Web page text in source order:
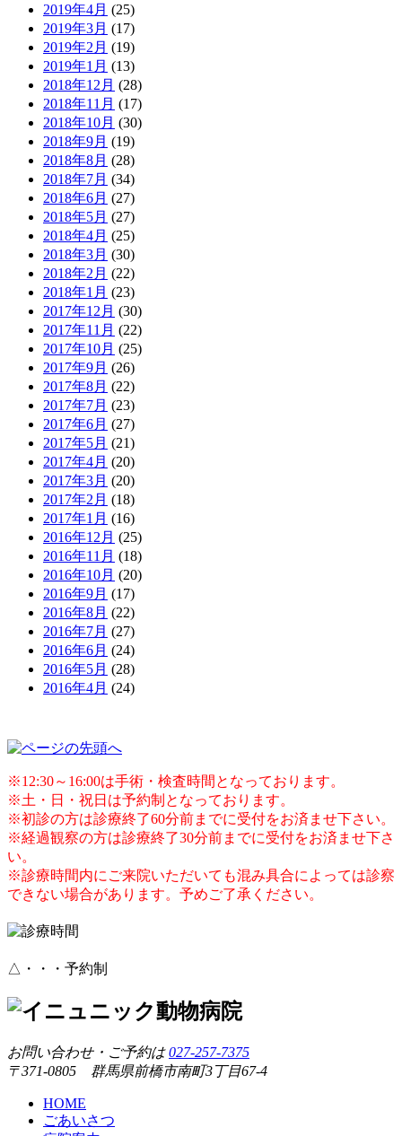
2019年4月 (25)
2019年3月 (17)
2019年2月 (19)
2019年1月 (13)
2018年12月 (28)
2018年11月 (17)
2018年10月 (30)
2018年9月 (19)
2018年8月 (28)
2018年7月 (34)
2018年6月 (27)
2018年5月 (27)
2018年4月 (25)
2018年3月 (30)
2018年2月 (22)
2018年1月 (23)
2017年12月 (30)
2017年11月 (22)
2017年10月 (25)
2017年9月 (26)
2017年8月 (22)
2017年7月 (23)
2017年6月 (27)
2017年5月 (21)
2017年4月 (20)
2017年3月 (20)
2017年2月 (18)
2017年1月 (16)
2016年12月 (25)
2016年11月 (18)
2016年10月 (20)
2016年9月 (17)
2016年8月 (22)
2016年7月 (27)
2016年6月 (24)
2016年5月 (28)
2016年4月 (24)
※12:30～16:00は手術・検査時間となっております。
※土・日・祝日は予約制となっております。
※初診の方は診療終了60分前までに受付をお済ませ下さい。
※経過観察の方は診療終了30分前までに受付をお済ませ下さ
い。
※診療時間内にご来院いただいても混み具合によっては診察
できない場合があります。予めご了承ください。
△・・・予約制
お問い合わせ・ご予約は027-257-7375
〒371-0805 群馬県前橋市南町3丁目67-4
HOME
ごあいさつ